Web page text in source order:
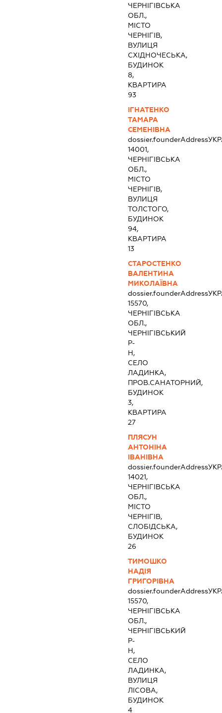
ЧЕРНІГІВСЬКА
ОБЛ.,
МІСТО
ЧЕРНІГІВ,
ВУЛИЦЯ
СХІДНОЧЕСЬКА,
БУДИНОК
8,
КВАРТИРА
93
ІГНАТЕНКО
ТАМАРА
СЕМЕНІВНА
dossier.founderAddress
14001,
ЧЕРНІГІВСЬКА
ОБЛ.,
МІСТО
ЧЕРНІГІВ,
ВУЛИЦЯ
ТОЛСТОГО,
БУДИНОК
94,
КВАРТИРА
13
СТАРОСТЕНКО
ВАЛЕНТИНА
МИКОЛАЇВНА
dossier.founderAddress
15570,
ЧЕРНІГІВСЬКА
ОБЛ.,
ЧЕРНІГІВСЬКИЙ
Р-
Н,
СЕЛО
ЛАДИНКА,
ПРОВ.САНАТОРНИЙ,
БУДИНОК
3,
КВАРТИРА
27
ПЛЯСУН
АНТОНІНА
ІВАНІВНА
dossier.founderAddress
14021,
ЧЕРНІГІВСЬКА
ОБЛ.,
МІСТО
ЧЕРНІГІВ,
СЛОБІДСЬКА,
БУДИНОК
26
ТИМОШКО
НАДІЯ
ГРИГОРІВНА
dossier.founderAddress
15570,
ЧЕРНІГІВСЬКА
ОБЛ.,
ЧЕРНІГІВСЬКИЙ
Р-
Н,
СЕЛО
ЛАДИНКА,
ВУЛИЦЯ
ЛІСОВА,
БУДИНОК
4